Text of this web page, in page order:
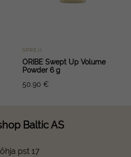
SPREJI
ORIBE Swept Up Volume
Powder 6 g
50.90 €
Baltic AS
pst 17